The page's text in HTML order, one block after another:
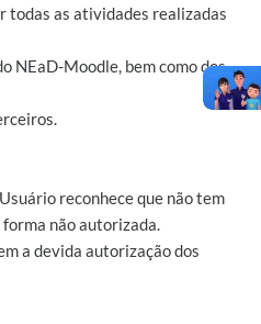
todas as atividades realizadas
NEaD-Moodle, bem como dos
reconhece que não tem
não autorizada.
a devida autorização dos